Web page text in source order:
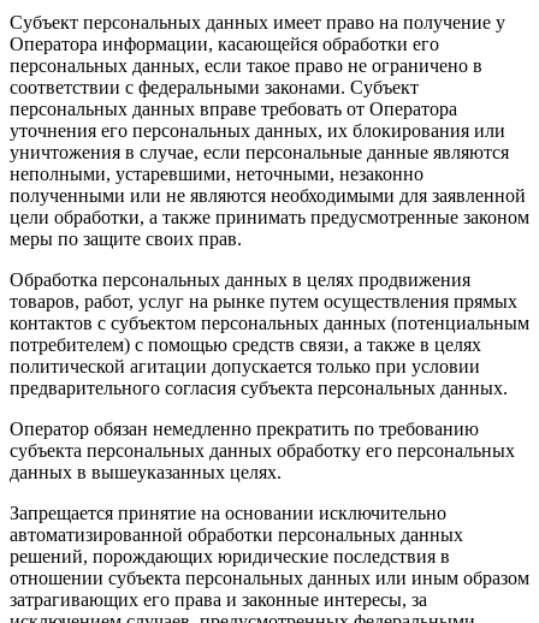
Субъект персональных данных имеет право на получение у
Оператора информации, касающейся обработки его
персональных данных, если такое право не ограничено в
соответствии с федеральными законами. Субъект
персональных данных вправе требовать от Оператора
уточнения его персональных данных, их блокирования или
уничтожения в случае, если персональные данные являются
неполными, устаревшими, неточными, незаконно
полученными или не являются необходимыми для заявленной
цели обработки, а также принимать предусмотренные законом
меры по защите своих прав.
Обработка персональных данных в целях продвижения
товаров, работ, услуг на рынке путем осуществления прямых
контактов с субъектом персональных данных (потенциальным
потребителем) с помощью средств связи, а также в целях
политической агитации допускается только при условии
предварительного согласия субъекта персональных данных.
Оператор обязан немедленно прекратить по требованию
субъекта персональных данных обработку его персональных
данных в вышеуказанных целях.
Запрещается принятие на основании исключительно
автоматизированной обработки персональных данных
решений, порождающих юридические последствия в
отношении субъекта персональных данных или иным образом
затрагивающих его права и законные интересы, за